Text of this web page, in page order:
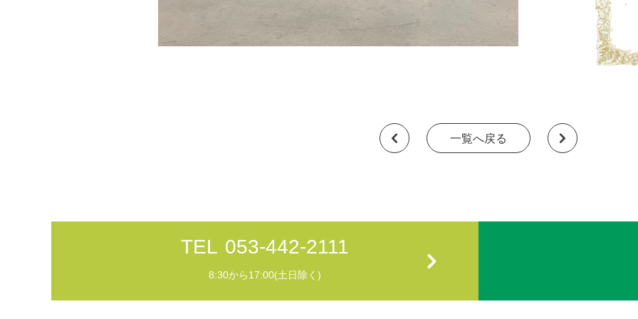
一覧へ戻る
TEL 053-442-2111
8:30から17:00(土日除く)